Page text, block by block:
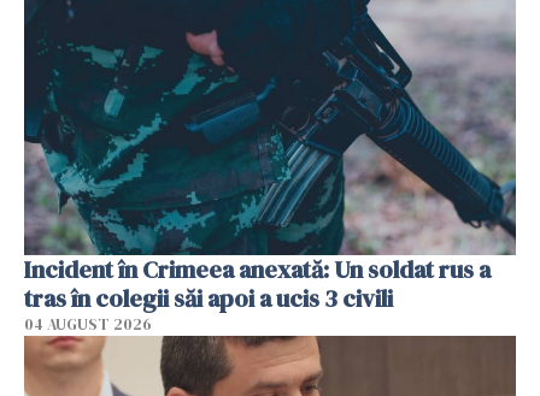
Incident în Crimeea anexată: Un soldat rus a
tras în colegii săi apoi a ucis 3 civili
04 AUGUST 2026